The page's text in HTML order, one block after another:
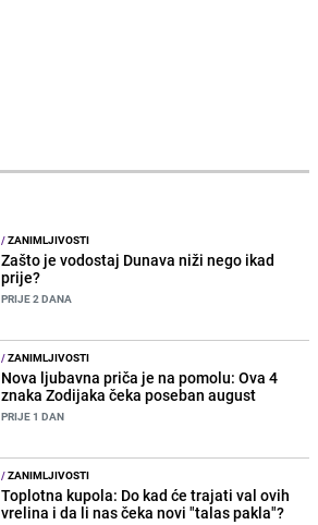
/ZANIMLJIVOSTI
Zašto je vodostaj Dunava niži nego ikad
prije?
PRIJE 2 DANA
/ZANIMLJIVOSTI
Nova ljubavna priča je na pomolu: Ova 4
znaka Zodijaka čeka poseban august
PRIJE 1 DAN
/ZANIMLJIVOSTI
Toplotna kupola: Do kad će trajati val ovih
vrelina i da li nas čeka novi "talas pakla"?